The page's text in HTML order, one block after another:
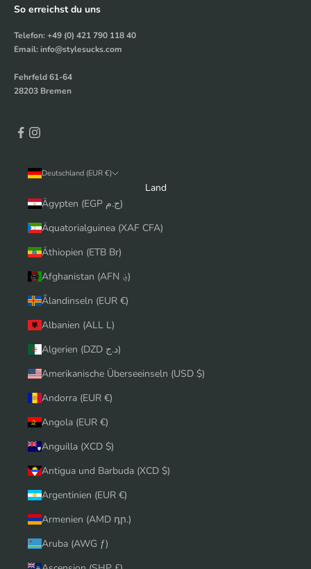
So erreichst du uns
Telefon: +49 (0) 421 790 118 40
Email: info@stylesucks.com
Fehrfeld 61-64
28203 Bremen
Deutschland (EUR €)
Land
Ägypten (EGP ج.م)
Äquatorialguinea (XAF CFA)
Äthiopien (ETB Br)
Afghanistan (AFN ؋)
Ålandinseln (EUR €)
Albanien (ALL L)
Algerien (DZD د.ج)
Amerikanische Überseeinseln (USD $)
Andorra (EUR €)
Angola (EUR €)
Anguilla (XCD $)
Antigua und Barbuda (XCD $)
Argentinien (EUR €)
Armenien (AMD դր.)
Aruba (AWG ƒ)